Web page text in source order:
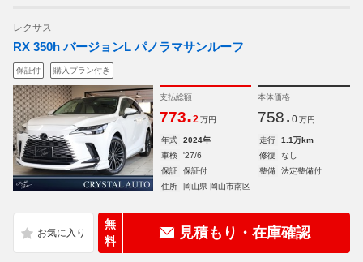
レクサス
RX 350h バージョンL パノラマサンルーフ
保証付 購入プラン付き
支払総額
773.2 万円
本体価格
758. 0 万円
年式 2024年 走行
1.1万km
車検
'27/6 修復
なし
保証
保証付 整備
法定整備付
住所
岡山県 岡山市南区
無
料
見積もり・在庫確認